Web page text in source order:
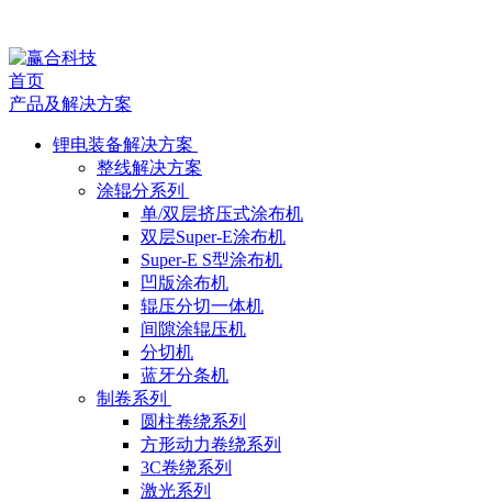
行
业
动
首页
产品及解决方案
锂电装备解决方案
整线解决方案
涂辊分系列
单/双层挤压式涂布机
双层Super-E涂布机
Super-E S型涂布机
凹版涂布机
辊压分切一体机
间隙涂辊压机
分切机
蓝牙分条机
制卷系列
圆柱卷绕系列
方形动力卷绕系列
3C卷绕系列
激光系列